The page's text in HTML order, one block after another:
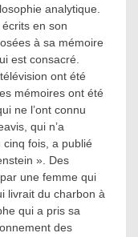
analytique.
en son
à sa mémoire
est consacré.
ont été
mémoires ont été
ne l’ont connu
qui n’a
fois, a publié
». Des
une femme qui
livrait du charbon à
qui a pris sa
des